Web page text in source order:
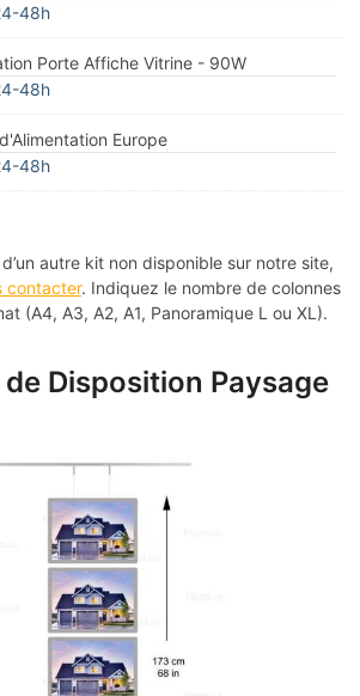
48h
Porte Affiche Vitrine - 90W
48h
Europe
48h
autre kit non disponible sur notre site,
contacter. Indiquez le nombre de colonnes
(A4, A3, A2, A1, Panoramique L ou XL).
Disposition Paysage